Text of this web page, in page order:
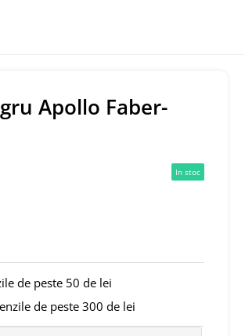
Apollo Faber-
In stoc
de peste 50 de lei
de peste 300 de lei